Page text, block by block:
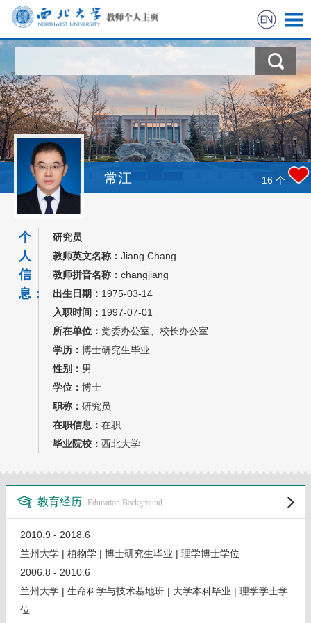
科学研究
教学研究
获奖信息
招生信息
学生信息
我的相册
教师博客
常江 16 个
个
人
信
息：
研究员
教师英文名称： Jiang Chang
教师拼音名称： changjiang
出生日期： 1975-03-14
入职时间： 1997-07-01
所在单位： 党委办公室、校长办公室
学历： 博士研究生毕业
性别： 男
学位： 博士
职称： 研究员
在职信息： 在职
毕业院校： 西北大学
教育经历 | Education Background
2010.9 - 2018.6
兰州大学 | 植物学 | 博士研究生毕业 | 理学博士学位
2006.8 - 2010.6
兰州大学 | 生命科学与技术基地班 | 大学本科毕业 | 理学学士学
位